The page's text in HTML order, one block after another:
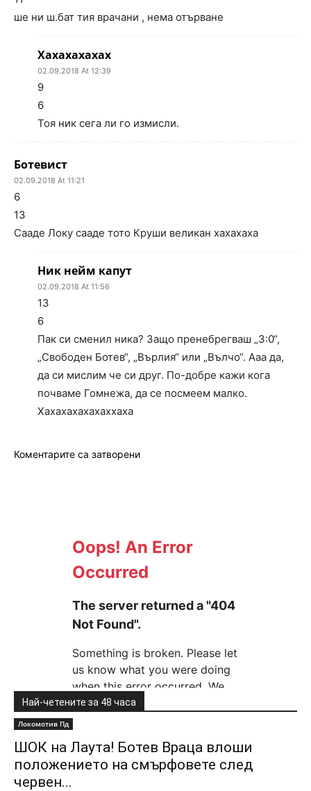
ше ни ш.бат тия врачани , нема отърване
Хахахахахах
02.09.2018 At 12:39
9
6
Тоя ник сега ли го измисли.
Ботевист
02.09.2018 At 11:21
6
13
Сааде Локу сааде тото Круши великан хахахаха
Ник нейм капут
02.09.2018 At 11:56
13
6
Пак си сменил ника? Защо пренебрегваш „3:0“,
„Свободен Ботев“, „Върлия“ или „Вълчо“. Ааа да,
да си мислим че си друг. По-добре кажи кога
почваме Гомнежа, да се посмеем малко.
Хахахахахахаххаха
Коментарите са затворени
Най-четените за 48 часа
Локомотив Пд
ШОК на Лаута! Ботев Враца влоши
положението на смърфовете след
червен...